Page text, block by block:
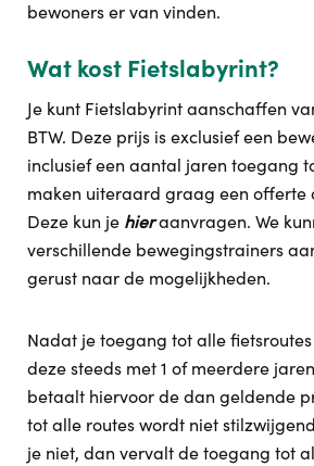
bewoners er van vinden.
Wat kost Fietslabyrint?
Je kunt Fietslabyrint aanschaffen
BTW. Deze prijs is exclusief een
inclusief een aantal jaren toegang
maken uiteraard graag een offerte
Deze kun je hieraanvragen. We
verschillende bewegingstrainers
gerust naar de mogelijkheden.
Nadat je toegang tot alle
deze steeds met 1 of meerdere
betaalt hiervoor de dan geldende
tot alle routes wordt niet
je niet, dan vervalt de toegang tot